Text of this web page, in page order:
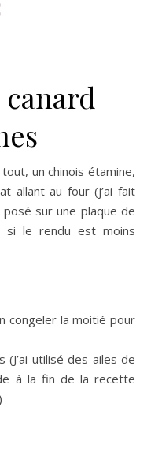
un chinois étamine,
allant au four (j’ai fait
posé sur une plaque de
si le rendu est moins
congeler la moitié pour
(J’ai utilisé des ailes de
à la fin de la recette